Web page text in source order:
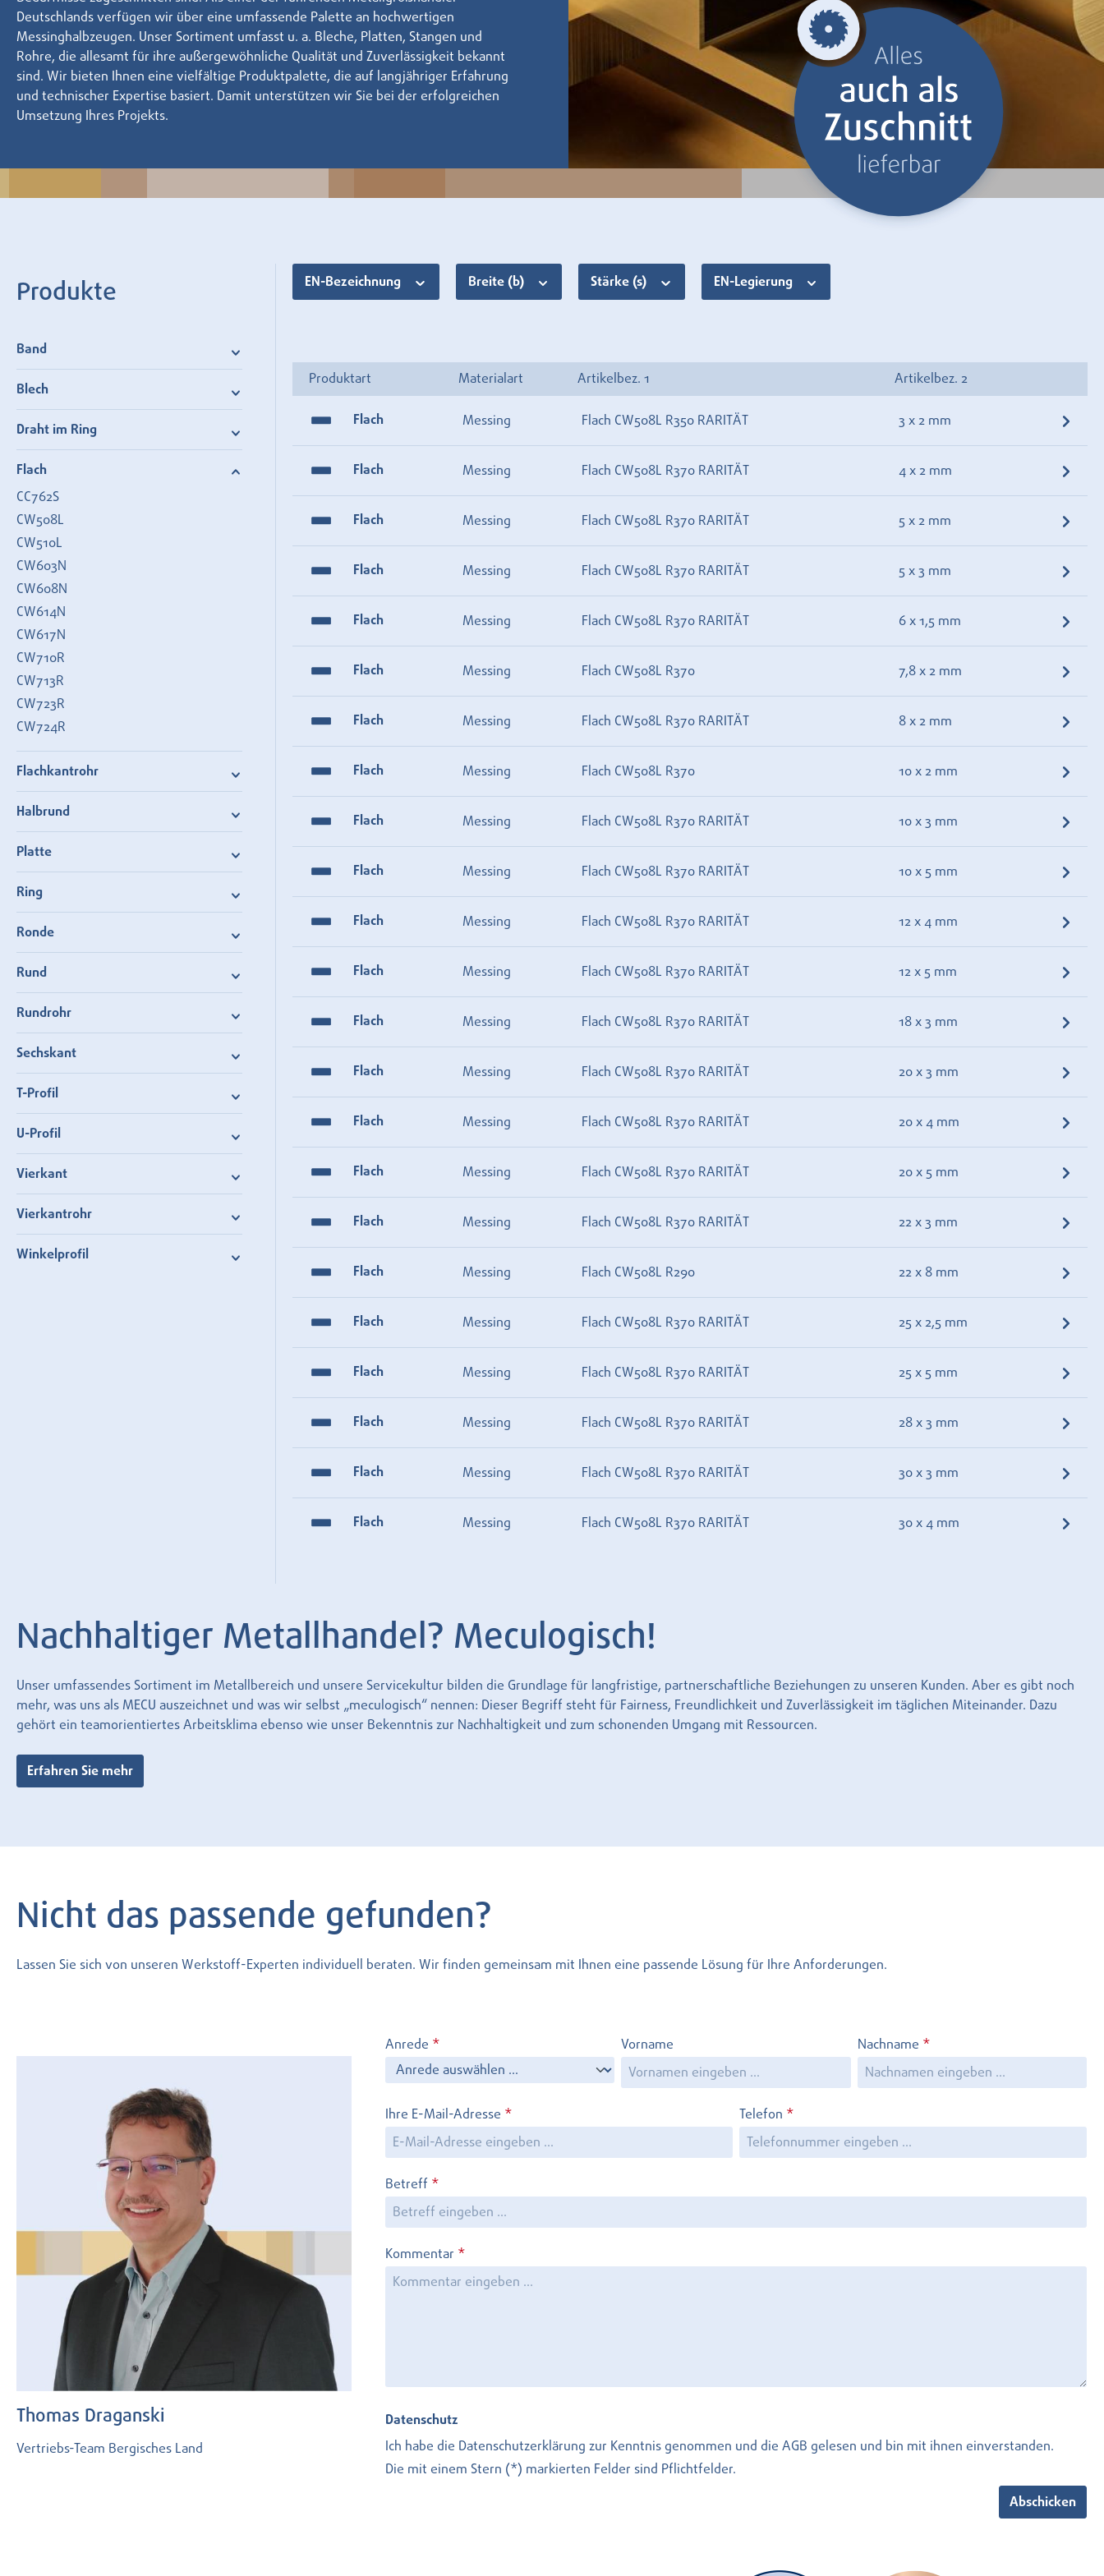
Deutschlands verfügen wir über eine umfassende Palette an hochwertigen
Messinghalbzeugen. Unser Sortiment umfasst u. a. Bleche, Platten, Stangen und
Rohre, die allesamt für ihre außergewöhnliche Qualität und Zuverlässigkeit bekannt
sind. Wir bieten Ihnen eine vielfältige Produktpalette, die auf langjähriger Erfahrung
und technischer Expertise basiert. Damit unterstützen wir Sie bei der erfolgreichen
Umsetzung Ihres Projekts.
Produkte
Band
Blech
Draht im Ring
Flach
CC762S
CW508L
CW510L
CW603N
CW608N
CW614N
CW617N
CW710R
CW713R
CW723R
CW724R
Flachkantrohr
Halbrund
Platte
Ring
Ronde
Rund
Rundrohr
Sechskant
T-Profil
U-Profil
Vierkant
Vierkantrohr
Winkelprofil
EN-Bezeichnung Breite (b) Stärke (s) EN-Legierung
Produktart Materialart Artikelbez. 1 Artikelbez. 2
Flach Messing Flach CW508L R350 RARITÄT 3 x 2 mm
Flach Messing Flach CW508L R370 RARITÄT 4 x 2 mm
Flach Messing Flach CW508L R370 RARITÄT 5 x 2 mm
Flach Messing Flach CW508L R370 RARITÄT 5 x 3 mm
Flach Messing Flach CW508L R370 RARITÄT 6 x 1,5 mm
Flach Messing Flach CW508L R370 7,8 x 2 mm
Flach Messing Flach CW508L R370 RARITÄT 8 x 2 mm
Flach Messing Flach CW508L R370 10 x 2 mm
Flach Messing Flach CW508L R370 RARITÄT 10 x 3 mm
Flach Messing Flach CW508L R370 RARITÄT 10 x 5 mm
Flach Messing Flach CW508L R370 RARITÄT 12 x 4 mm
Flach Messing Flach CW508L R370 RARITÄT 12 x 5 mm
Flach Messing Flach CW508L R370 RARITÄT 18 x 3 mm
Flach Messing Flach CW508L R370 RARITÄT 20 x 3 mm
Flach Messing Flach CW508L R370 RARITÄT 20 x 4 mm
Flach Messing Flach CW508L R370 RARITÄT 20 x 5 mm
Flach Messing Flach CW508L R370 RARITÄT 22 x 3 mm
Flach Messing Flach CW508L R290 22 x 8 mm
Flach Messing Flach CW508L R370 RARITÄT 25 x 2,5 mm
Flach Messing Flach CW508L R370 RARITÄT 25 x 5 mm
Flach Messing Flach CW508L R370 RARITÄT 28 x 3 mm
Flach Messing Flach CW508L R370 RARITÄT 30 x 3 mm
Flach Messing Flach CW508L R370 RARITÄT 30 x 4 mm
Nachhaltiger Metallhandel? Meculogisch!
Unser umfassendes Sortiment im Metallbereich und unsere Servicekultur bilden die Grundlage für langfristige, partnerschaftliche Beziehungen zu unseren Kunden. Aber es gibt noch
mehr, was uns als MECU auszeichnet und was wir selbst „meculogisch“ nennen: Dieser Begriff steht für Fairness, Freundlichkeit und Zuverlässigkeit im täglichen Miteinander. Dazu
gehört ein teamorientiertes Arbeitsklima ebenso wie unser Bekenntnis zur Nachhaltigkeit und zum schonenden Umgang mit Ressourcen.
Erfahren Sie mehr
Nicht das passende gefunden?
Lassen Sie sich von unseren Werkstoff-Experten individuell beraten. Wir finden gemeinsam mit Ihnen eine passende Lösung für Ihre Anforderungen.
Thomas Draganski
Vertriebs-Team Bergisches Land
Anrede * Vorname Nachname *
Ihre E-Mail-Adresse * Telefon *
Betreff *
Kommentar *
Datenschutz
Ich habe die Datenschutzerklärung zur Kenntnis genommen und die AGB gelesen und bin mit ihnen einverstanden.
Die mit einem Stern (*) markierten Felder sind Pflichtfelder.
Abschicken